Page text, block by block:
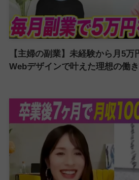
【主婦の副業】未経験から月5
Webデザインで叶えた理想の働